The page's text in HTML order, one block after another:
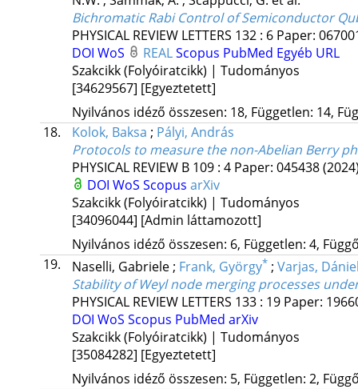
Bichromatic Rabi Control of Semiconductor
PHYSICAL REVIEW LETTERS 132: 6 Paper:
DOI WoS REALScopus PubMed Egyéb URL
Szakcikk (Folyóiratcikk) | Tudományos
[34629567] [Egyeztetett]
Nyilvános idéző összesen: 18, Független: 14,
18.
Kolok, Baksa ; Pályi, András
Protocols to measure the non-Abelian Berry
PHYSICAL REVIEW B 109: 4 Paper: 045438
DOI WoS Scopus arXiv
Szakcikk (Folyóiratcikk) | Tudományos
[34096044] [Admin láttamozott]
Nyilvános idéző összesen: 6, Független: 4,
19.
Naselli, Gabriele; Frank, György* ; Varjas,
Stability of Weyl node merging processes
PHYSICAL REVIEW LETTERS 133: 19 Paper:
DOI WoS Scopus PubMed arXiv
Szakcikk (Folyóiratcikk) | Tudományos
[35084282] [Egyeztetett]
Nyilvános idéző összesen: 5, Független: 2,